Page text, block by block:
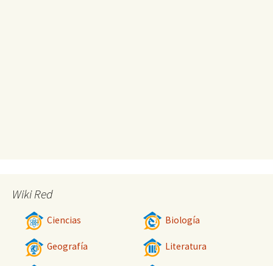
Wiki Red
Ciencias Biología
Geografía Literatura